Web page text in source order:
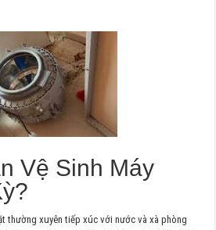
Vệ Sinh Máy
thường xuyên tiếp xúc với nước và xà phòng